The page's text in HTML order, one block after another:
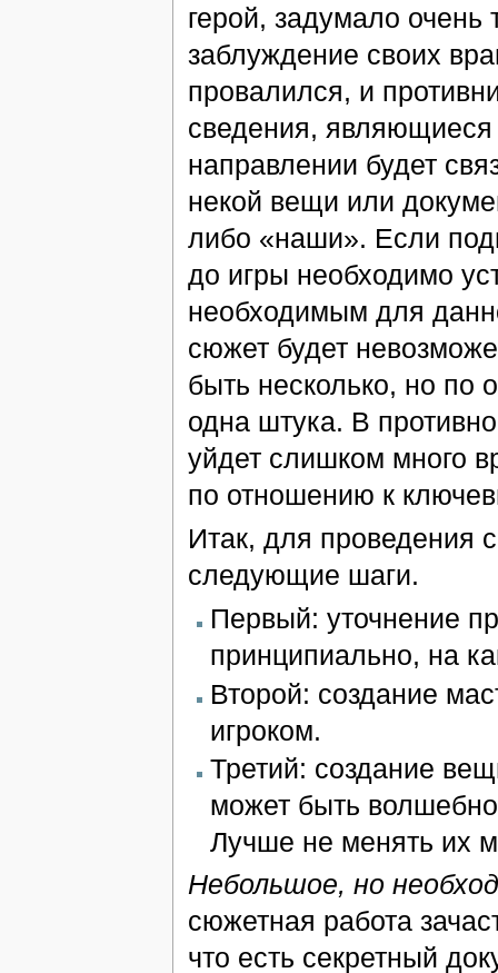
герой, задумало
заблуждение своих
провалился, и
сведения,
направлении будет
некой вещи или
либо «наши». Если
до игры необходимо
необходимым для
сюжет будет
быть несколько, но по
одна штука. В
уйдет слишком много
по отношению к
Итак, для проведения
следующие шаги.
Первый: уточнение
принципиально, на
Второй: создание
игроком.
Третий: создание
может быть
Лучше не менять их
Небольшое, но
сюжетная работа
что есть секретный